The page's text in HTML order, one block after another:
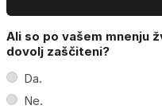
Ali so po vašem mnenju
dovolj zaščiteni?
Da.
Ne.